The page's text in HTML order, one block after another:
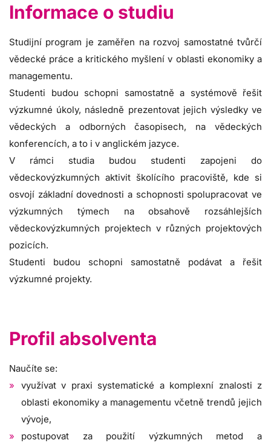
Informace o studiu
Studijní program je zaměřen na rozvoj samostatné tvůrčí
vědecké práce a kritického myšlení v oblasti ekonomiky a
managementu.
Studenti budou schopni samostatně a systémově řešit
výzkumné úkoly, následně prezentovat jejich výsledky ve
vědeckých a odborných časopisech, na vědeckých
konferencích, a to i v anglickém jazyce.
V rámci studia budou studenti zapojeni do
vědeckovýzkumných aktivit školícího pracoviště, kde si
osvojí základní dovednosti a schopnosti spolupracovat ve
výzkumných týmech na obsahově rozsáhlejších
vědeckovýzkumných projektech v různých projektových
pozicích.
Studenti budou schopni samostatně podávat a řešit
výzkumné projekty.
Profil absolventa
Naučíte se:
využívat v praxi systematické a komplexní znalosti z
oblasti ekonomiky a managementu včetně trendů jejich
vývoje,
postupovat za použití výzkumných metod a